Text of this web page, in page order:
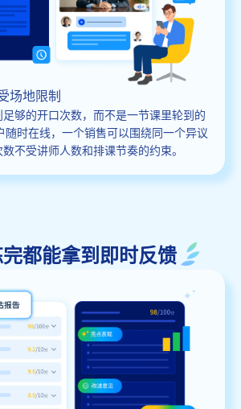
场地限制
够的开口次数，而不是一节课里轮到的
随时在线，一个销售可以围绕同一个异议
不受讲师人数和排课节奏的约束。
都能拿到即时反馈